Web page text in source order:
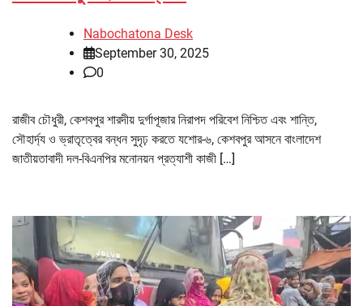
Nabochatona Desk
September 30, 2025
0
রাজীব চৌধুরী, কেশবপুর শারদীয় দুর্গাপূজার নিরাপদ পরিবেশ নিশ্চিত এবং শান্তি,
সৌহার্দ্য ও ভ্রাতৃত্বের বন্ধন সুদৃঢ় করতে যশোর-৬, কেশবপুর আসনে বাংলাদেশ
জাতীয়তাবাদী দল-বিএনপির মনোনয়ন প্রত্যাশী কাজী […]